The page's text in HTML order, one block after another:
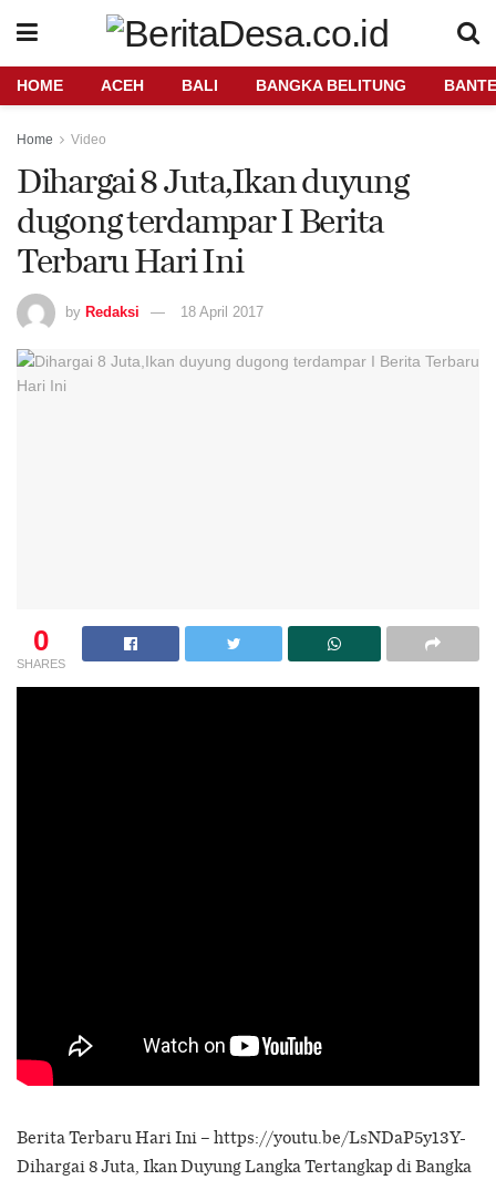
HOME ACEH BALI BANGKA BELITUNG
Home Video
Dihargai 8 Juta,Ikan duyung
dugong terdampar I Berita
Terbaru Hari Ini
by Redaksi 18 April 2017
0
SHARES
Berita Terbaru Hari Ini – https://youtu.be/LsNDaP5y13Y-
Dihargai 8 Juta, Ikan Duyung Langka Tertangkap di Bangka